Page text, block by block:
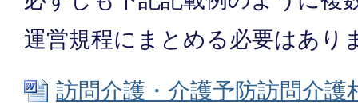
運営規程にまとめる必要はあり
訪問介護・介護予防訪問介護